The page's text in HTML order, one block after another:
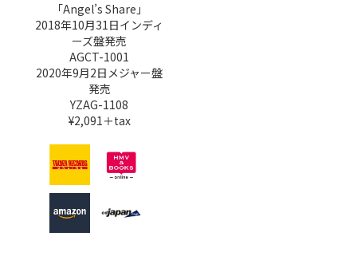
「Angel’s Share」
2018年10月31日インディ
ーズ盤発売
AGCT-1001
2020年9月2日メジャー盤
発売
YZAG-1108
¥2,091＋tax